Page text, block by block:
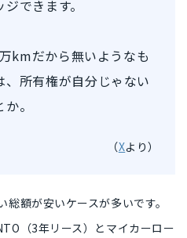
できます。
kmだから無いようなも
所有権が自分じゃない
。
（Xより）
額が安いケースが多いです。
（3年リース）とマイカーロー